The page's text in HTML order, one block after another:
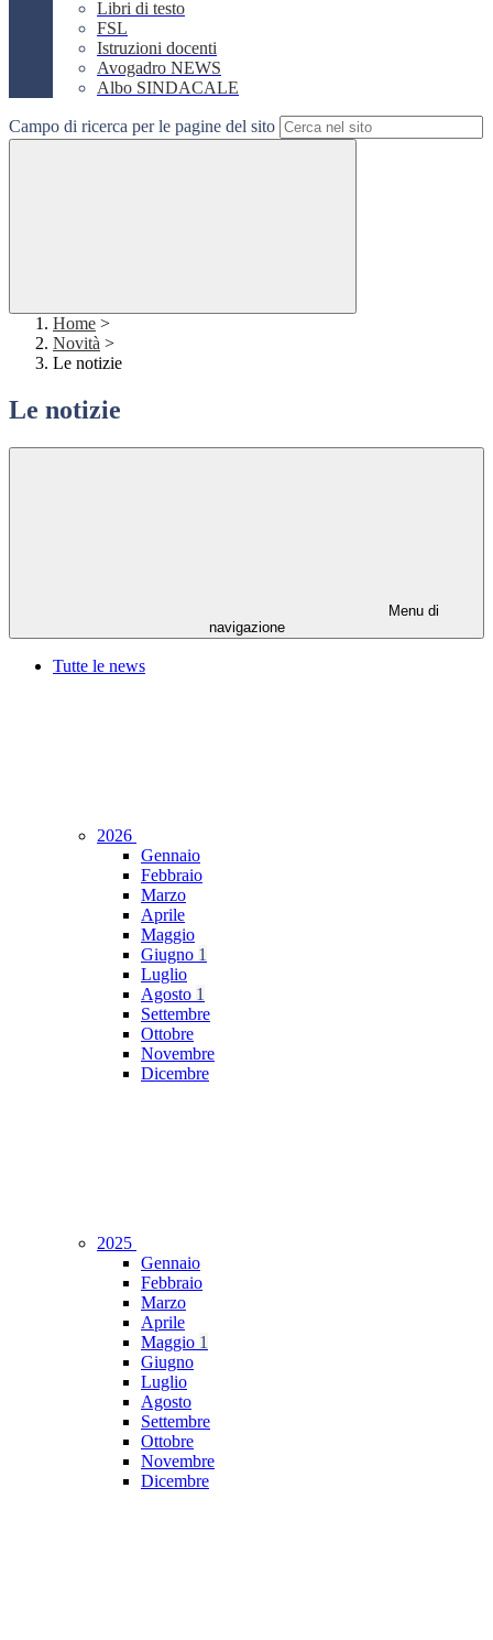
Libri di testo
FSL
Istruzioni docenti
Avogadro NEWS
Albo SINDACALE
Campo di ricerca per le pagine del sito
Home >
Novità >
Le notizie
Le notizie
Menu di
navigazione
Tutte le news
2026
Gennaio
Febbraio
Marzo
Aprile
Maggio
Giugno 1
Luglio
Agosto 1
Settembre
Ottobre
Novembre
Dicembre
2025
Gennaio
Febbraio
Marzo
Aprile
Maggio 1
Giugno
Luglio
Agosto
Settembre
Ottobre
Novembre
Dicembre